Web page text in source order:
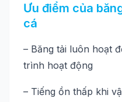
Ưu điểm của
cá
– Băng tải luôn hoạt
trình hoạt động
– Tiếng ồn thấp khi